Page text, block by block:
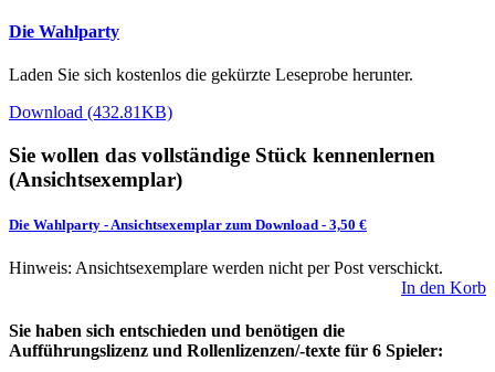
Die Wahlparty
Laden Sie sich kostenlos die gekürzte Leseprobe herunter.
Download (432.81KB)
Sie wollen das vollständige Stück kennenlernen
(Ansichtsexemplar)
Die Wahlparty - Ansichtsexemplar zum Download - 3,50 €
Hinweis: Ansichtsexemplare werden nicht per Post verschickt.
In den Korb
Sie haben sich entschieden und benötigen die
Aufführungslizenz und Rollenlizenzen/-texte für 6 Spieler: